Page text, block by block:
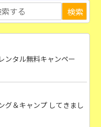
ンタル無料キャンペー
グ＆キャンプ してきまし